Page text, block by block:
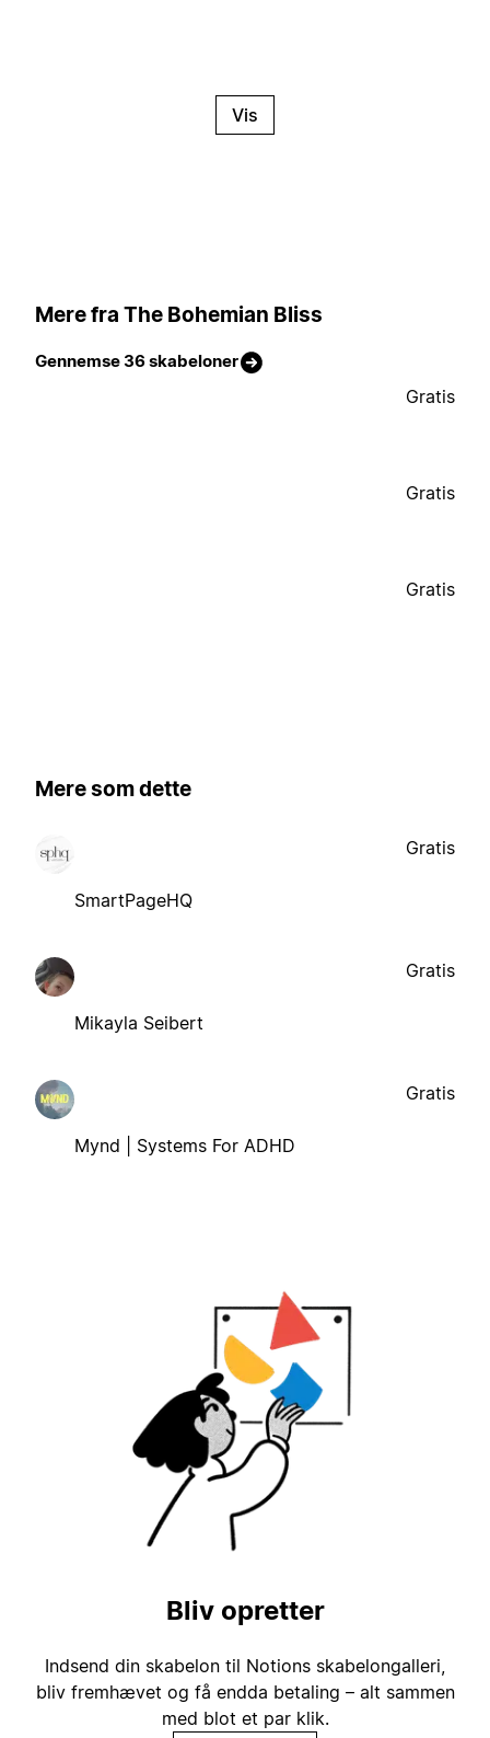
Vis
Mere fra The Bohemian Bliss
Gennemse 36 skabeloner
Gratis
Gratis
Gratis
Mere som dette
SmartPageHQ
Gratis
Mikayla Seibert
Gratis
Mynd | Systems For ADHD
Gratis
Bliv opretter
Indsend din skabelon til Notions skabelongalleri,
bliv fremhævet og få endda betaling – alt sammen
med blot et par klik.